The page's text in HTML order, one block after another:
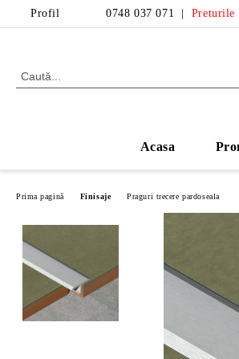
Profil 0748 037 071 Preturile
Acasa
Prima pagină Finisaje Praguri trecere pardoseala